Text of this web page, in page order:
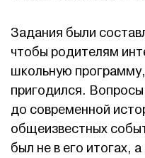
Задания были
чтобы родителям
школьную
пригодился.
до современной
общеизвестных
был не в его итогах,